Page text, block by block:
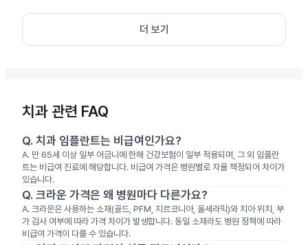
더 보기
치과 관련 FAQ
Q. 치과 임플란트는 비급여인가요?
A. 만 65세 이상 일부 어금니에 한해 건강보험이 일부 적용되며, 그 외 임플란
트는 비급여 진료에 해당합니다. 비급여 가격은 병원별로 자율 책정되어 차이가
있습니다.
Q. 크라운 가격은 왜 병원마다 다른가요?
A. 크라운은 사용하는 소재(골드, PFM, 지르코니아, 올세라믹)와 치아 위치, 부
가 검사 여부에 따라 가격 차이가 발생합니다. 동일 소재라도 병원 정책에 따라
비급여 가격이 다를 수 있습니다.